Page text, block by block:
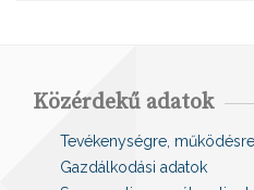
Közérdekű adatok
Tevékenységre,
Gazdálkodási adatok